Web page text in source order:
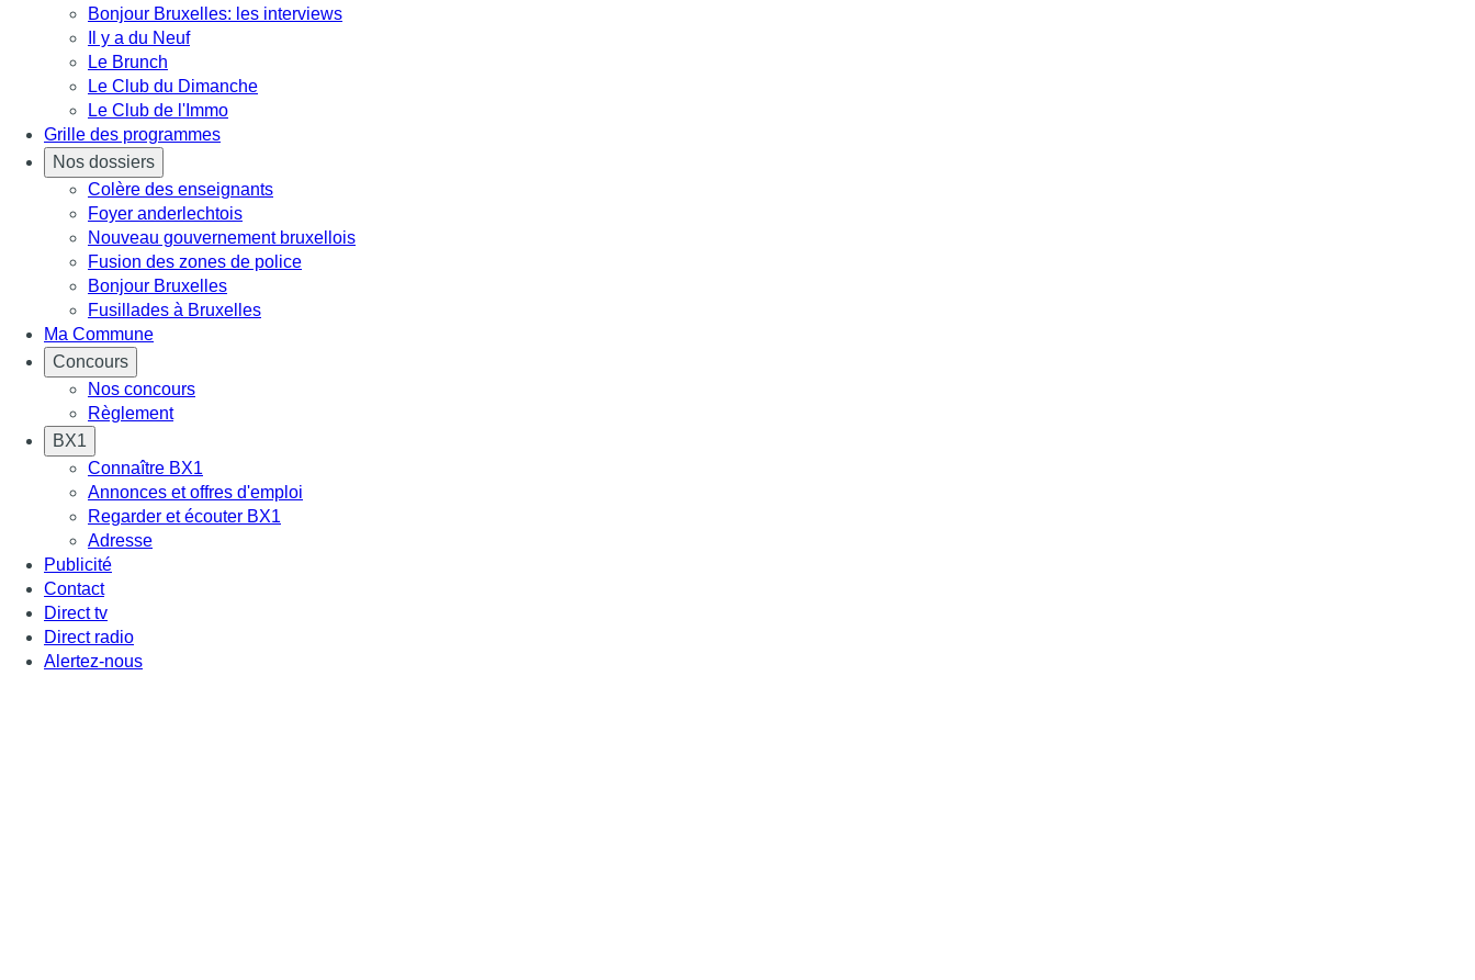
Bonjour Bruxelles: les interviews
Il y a du Neuf
Le Brunch
Le Club du Dimanche
Le Club de l'Immo
Grille des programmes
Nos dossiers
Colère des enseignants
Foyer anderlechtois
Nouveau gouvernement bruxellois
Fusion des zones de police
Bonjour Bruxelles
Fusillades à Bruxelles
Ma Commune
Concours
Nos concours
Règlement
BX1
Connaître BX1
Annonces et offres d'emploi
Regarder et écouter BX1
Adresse
Publicité
Contact
Direct tv
Direct radio
Alertez-nous